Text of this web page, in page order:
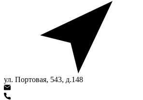
ул. Портовая, 543, д.148